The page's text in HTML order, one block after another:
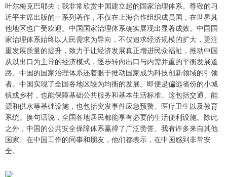
叶尔梅克巴耶夫：我非常欣赏中国建立起的国家治理体系。尊敬的习
近平主席出版的一系列著作，不仅在上海合作组织成员国，在世界其
他地区也广受欢迎。中国国家治理体系确实展现出显著成效。中国国
家治理体系始终以人民需求为导向，不仅追求经济规模的扩大，更注
重发展质量的提升，致力于让经济发展真正增进民众福祉，推动中国
从以出口为主导的经济模式，逐步转向出口与内需并重的平衡发展道
路。中国的国家治理体系还着眼于推动国家成为科技创新领域的引领
者。中国实现了全国各地区较为均衡的发展。即便是偏远省份的小城
镇或乡村，也能保障基础公共服务和基本生活标准。这包括交通、能
源和供水等基础设施，也包括突发事件应急预警、医疗卫生以及教育
系统。换句话说，全国各地居民都能享有必要的生活便利设施。除此
之外，中国的公共安全保障体系赢得了广泛赞誉。我有许多来自其他
国家、在中国工作的同事和朋友，他们都表示，在中国感到非常安
全。